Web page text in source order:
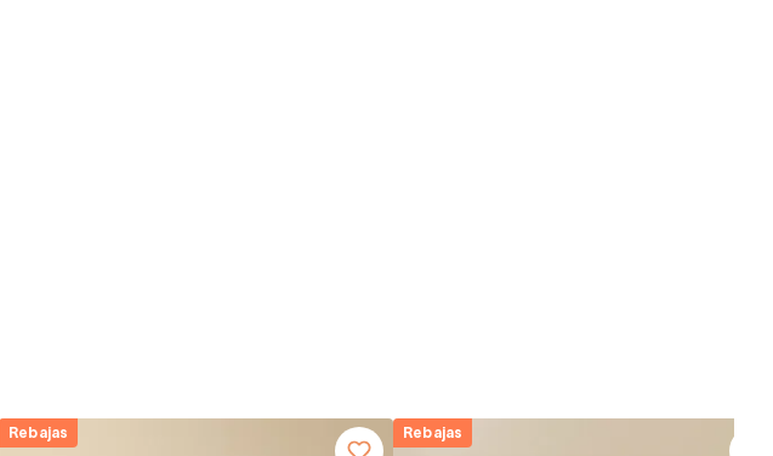
Rebajas Rebajas